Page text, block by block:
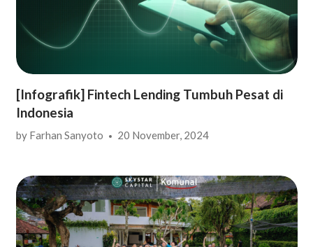
[Infografik] Fintech Lending Tumbuh Pesat di
Indonesia
by Farhan Sanyoto 20 November, 2024